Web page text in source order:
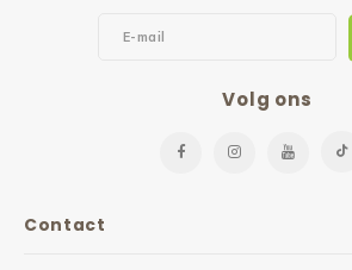
Contact
Volg ons